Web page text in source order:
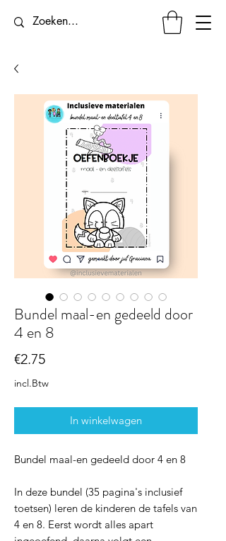
Bundel maal-en gedeeld door
4 en 8
€2.75Prijs
incl.Btw
In winkelwagen
Bundel maal-en gedeeld door 4 en 8
In deze bundel (35 pagina's inclusief
toetsen) leren de kinderen de tafels van
4 en 8. Eerst wordt alles apart